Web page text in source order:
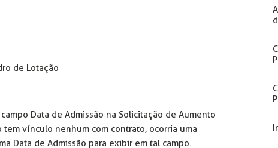
de Lotação
Data de Admissão na Solicitação de Aumento
vínculo nenhum com contrato, ocorria uma
Data de Admissão para exibir em tal campo.